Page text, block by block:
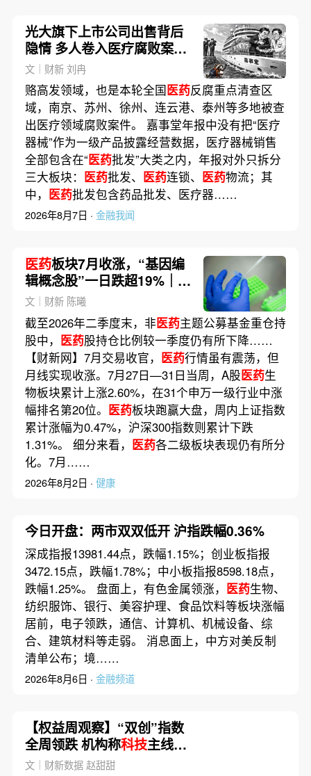
光大旗下上市公司出售背后
隐情 多人卷入医疗腐败案被
查
文｜财新 刘冉
赂高发领域，也是本轮全国医药反腐重点清查区
域，南京、苏州、徐州、连云港、泰州等多地被查
出医疗领域腐败案件。 嘉事堂年报中没有把“医疗
器械”作为一级产品披露经营数据，医疗器械销售
全部包含在“医药批发”大类之内，年报对外只拆分
三大板块： 医药批发、 医药连锁、 医药物流；其
中， 医药批发包含药品批发、医疗器……
2026年8月7日 · 金融我闻
医药板块7月收涨，“基因编
辑概念股”一日跌超19%｜ 医
药 股周报
文｜财新 陈曦
截至2026年二季度末，非医药主题公募基金重仓持
股中， 医药股持仓比例较一季度仍有所下降……
【财新网】7月交易收官， 医药行情虽有震荡，但
月线实现收涨。7月27日—31日当周，A股医药生
物板块累计上涨2.60%，在31个申万一级行业中涨
幅排名第20位。 医药板块跑赢大盘，周内上证指数
累计涨幅为0.47%，沪深300指数则累计下跌
1.31%。 细分来看， 医药各二级板块表现仍有所分
化。7月……
2026年8月2日 · 健康
今日开盘：两市双双低开 沪指跌幅0.36%
深成指报13981.44点，跌幅1.15%；创业板指报
3472.15点，跌幅1.78%；中小板指报8598.18点，
跌幅1.25%。 盘面上，有色金属领涨， 医药生物、
纺织服饰、银行、美容护理、食品饮料等板块涨幅
居前，电子领跌，通信、计算机、机械设备、综
合、建筑材料等走弱。 消息面上，中方对美反制
清单公布；境……
2026年8月6日 · 金融频道
【权益周观察】“双创”指数
全周领跌 机构称科技主线底
部已现
文｜财新数据 赵甜甜